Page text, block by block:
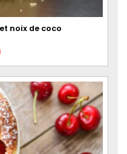
noix de coco